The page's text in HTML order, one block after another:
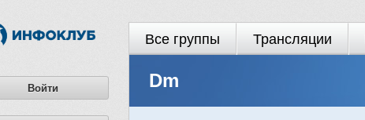
Войти
Все группы Трансляции
Dm